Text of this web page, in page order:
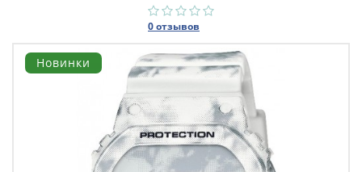
0 отзывов
Новинки